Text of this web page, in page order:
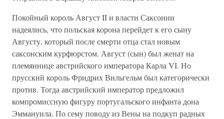
Покойный король Август II и власти Саксонии
надеялись, что польская корона перейдет к его сыну
Августу, который после смерти отца стал новым
саксонским курфюрстом. Август (сын) был женат на
племяннице австрийского императора Карла VI. Но
прусский король Фридрих Вильгельм был категорически
против. Тогда австрийский император предложил
компромиссную фигуру португальского инфанта дона
Эммануила. По сему поводу из Вены на подкуп радных